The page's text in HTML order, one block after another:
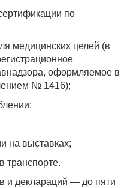
по
медицинских целей (в
оформляемое в
№ 1416);
на выставках;
транспорте.
и деклараций — до пяти